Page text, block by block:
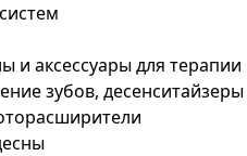
и аксессуары для терапии
зубов, десенситайзеры